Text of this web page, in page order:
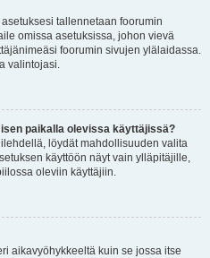
tallennetaan foorumin
omissa asetuksissa, johon vievä
foorumin sivujen ylälaidassa.
valintojasi.
paikalla olevissa käyttäjissä?
löydät mahdollisuuden valita
käyttöön näyt vain ylläpitäjille,
oleviin käyttäjiin.
aikavyöhykkeeltä kuin se jossa itse